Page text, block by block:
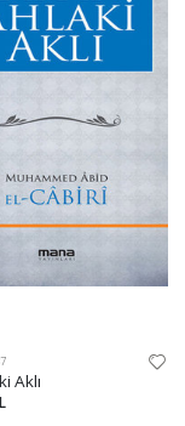
Aklı